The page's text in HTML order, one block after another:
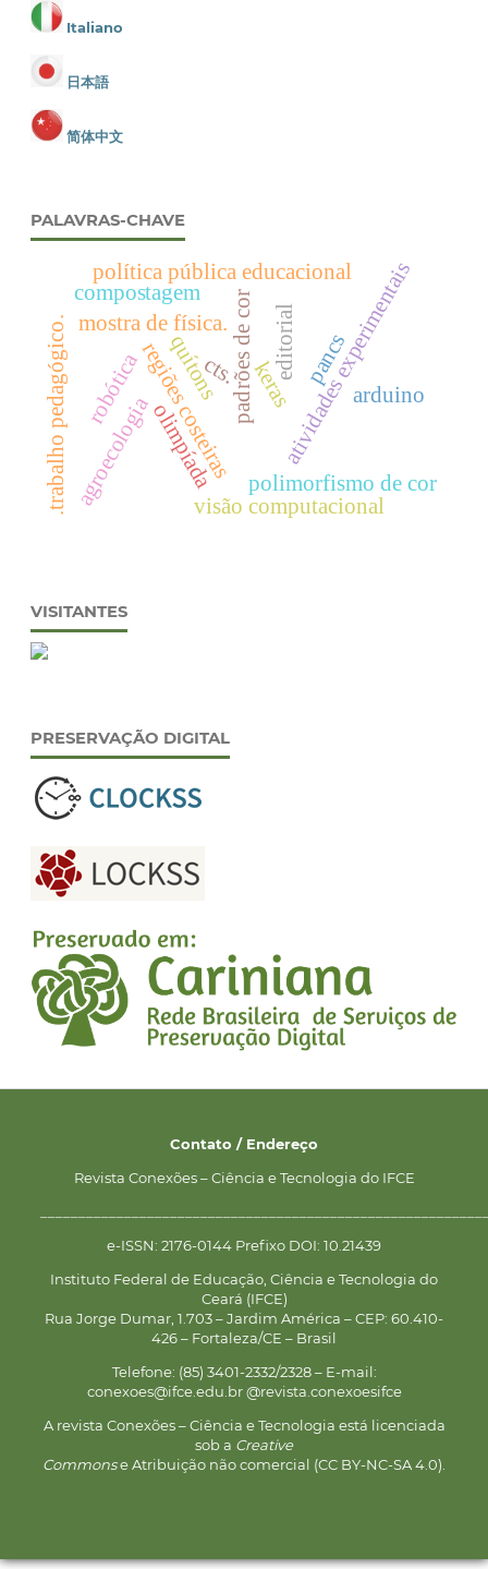
Italiano
日本語
简体中文
PALAVRAS-CHAVE
editorial
padrões de coratividades experimentais
mostra de física.
política pública educacional
polimorfismo de cor
quítons
regiões costeiras
olimpíada
robótica
visão computacional
keras
.trabalho pedagógico. cts.
agroecologia
compostagem
arduino
pancs
VISITANTES
PRESERVAÇÃO DIGITAL
Contato / Endereço
Revista Conexões – Ciência e Tecnologia do IFCE
e-ISSN: 2176-0144 Prefixo DOI: 10.21439
Instituto Federal de Educação, Ciência e Tecnologia do
Ceará (IFCE)
Rua Jorge Dumar, 1.703 – Jardim América – CEP: 60.410-
426 – Fortaleza/CE – Brasil
Telefone: (85) 3401-2332/2328 – E-mail:
conexoes@ifce.edu.br @revista.conexoesifce
A revista Conexões – Ciência e Tecnologia está licenciada
sob a Creative
Commonse Atribuição não comercial (CC BY-NC-SA 4.0).